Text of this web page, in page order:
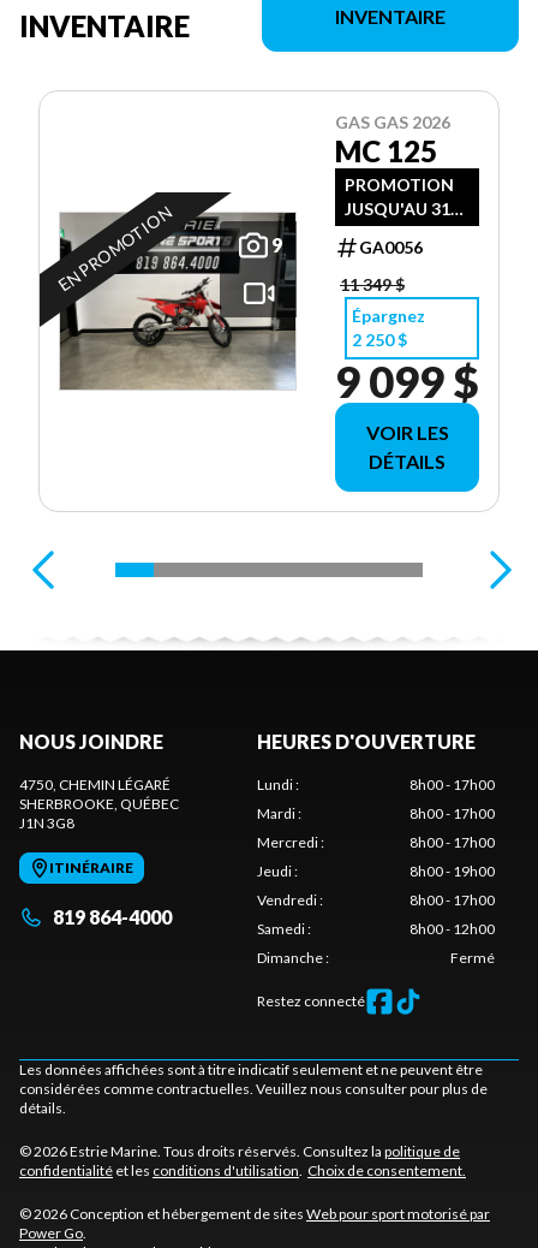
INVENTAIRE
INVENTAIRE
9
EN PROMOTION
GAS GAS 2026
MC 125
PROMOTION
JUSQU'AU 31-
08-2026
GA0056
11 349 $
Épargnez
2 250 $
9 099 $
VOIR LES
DÉTAILS
NOUS JOINDRE
4750, CHEMIN LÉGARÉ
SHERBROOKE , QUÉBEC
J1N 3G8
ITINÉRAIRE
819 864-4000
HEURES D'OUVERTURE
Lundi:
8h00 - 17h00
Mardi:
8h00 - 17h00
Mercredi:
8h00 - 17h00
Jeudi:
8h00 - 19h00
Vendredi:
8h00 - 17h00
Samedi:
8h00 - 12h00
Dimanche: Fermé
Restez connecté
Les données affichées sont à titre indicatif seulement et ne peuvent être
considérées comme contractuelles. Veuillez nous consulter pour plus de
détails.
© 2026 Estrie Marine. Tous droits réservés. Consultez la politique de
confidentialité et les conditions d'utilisation Choix de consentement.
© 2026 Conception et hébergement de sites Web pour sport motorisé par
Power Go